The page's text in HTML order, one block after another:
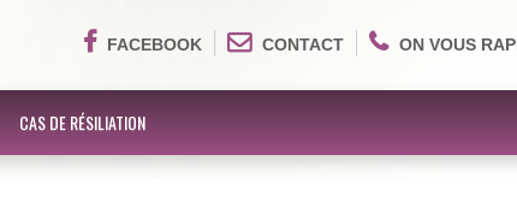
FACEBOOK CONTACT ON VOUS
CAS DE RÉSILIATION